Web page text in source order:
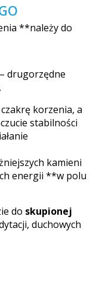
**należy do
drugorzędne
korzenia, a
stabilności
kamieni
energii **w polu
do skupionej
duchowych